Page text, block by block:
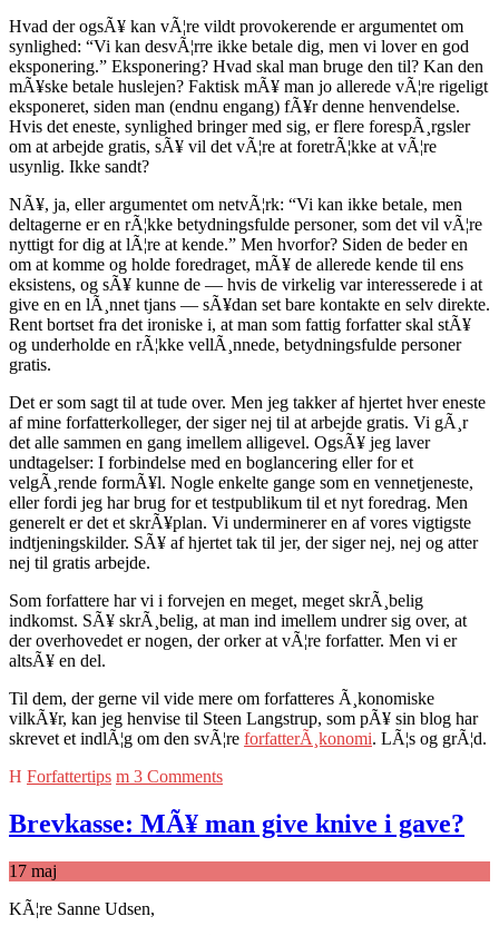
Hvad der ogsÃ¥ kan vÃ¦re vildt provokerende er argumentet om
synlighed: “Vi kan desvÃ¦rre ikke betale dig, men vi lover en god
eksponering.” Eksponering? Hvad skal man bruge den til? Kan den
mÃ¥ske betale huslejen? Faktisk mÃ¥ man jo allerede vÃ¦re rigeligt
eksponeret, siden man (endnu engang) fÃ¥r denne henvendelse.
Hvis det eneste, synlighed bringer med sig, er flere forespÃ¸rgsler
om at arbejde gratis, sÃ¥ vil det vÃ¦re at foretrÃ¦kke at vÃ¦re
usynlig. Ikke sandt?
NÃ¥, ja, eller argumentet om netvÃ¦rk: “Vi kan ikke betale, men
deltagerne er en rÃ¦kke betydningsfulde personer, som det vil vÃ¦re
nyttigt for dig at lÃ¦re at kende.” Men hvorfor? Siden de beder en
om at komme og holde foredraget, mÃ¥ de allerede kende til ens
eksistens, og sÃ¥ kunne de — hvis de virkelig var interesserede i at
give en en lÃ¸nnet tjans — sÃ¥dan set bare kontakte en selv direkte.
Rent bortset fra det ironiske i, at man som fattig forfatter skal stÃ¥
og underholde en rÃ¦kke vellÃ¸nnede, betydningsfulde personer
gratis.
Det er som sagt til at tude over. Men jeg takker af hjertet hver eneste
af mine forfatterkolleger, der siger nej til at arbejde gratis. Vi gÃ¸r
det alle sammen en gang imellem alligevel. OgsÃ¥ jeg laver
undtagelser: I forbindelse med en boglancering eller for et
velgÃ¸rende formÃ¥l. Nogle enkelte gange som en vennetjeneste,
eller fordi jeg har brug for et testpublikum til et nyt foredrag. Men
generelt er det et skrÃ¥plan. Vi underminerer en af vores vigtigste
indtjeningskilder. SÃ¥ af hjertet tak til jer, der siger nej, nej og atter
nej til gratis arbejde.
Som forfattere har vi i forvejen en meget, meget skrÃ¸belig
indkomst. SÃ¥ skrÃ¸belig, at man ind imellem undrer sig over, at
der overhovedet er nogen, der orker at vÃ¦re forfatter. Men vi er
altsÃ¥ en del.
Til dem, der gerne vil vide mere om forfatteres Ã¸konomiske
vilkÃ¥r, kan jeg henvise til Steen Langstrup, som pÃ¥ sin blog har
skrevet et indlÃ¦g om den svÃ¦re forfatterÃ¸konomi. LÃ¦s og grÃ¦d.
Forfattertips
3 Comments
Brevkasse: MÃ¥ man give knive i gave?
17 maj
KÃ¦re Sanne Udsen,